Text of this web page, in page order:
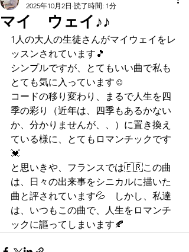
マイ ウェイ♪♪
2025年10月2日 読了時間: 1分
1人の大人の生徒さんがマイウェイをレ
ッスンされています🎵
シンプルですが、とてもいい曲で私も
とても気に入っています☺️
コードの移り変わり、まるで人生を四
季の彩り（近年は、四季もあるかない
か、分かりませんが、、）に置き換え
ている様に、とてもロマンチックです
💓
と思いきや、フランスでは🇫🇷この曲
は、日々の出来事をシニカルに描いた
曲と評されています💦　しかし、私達
は、いつもこの曲で、人生をロマンチ
ックに謳ってしまいます🍂